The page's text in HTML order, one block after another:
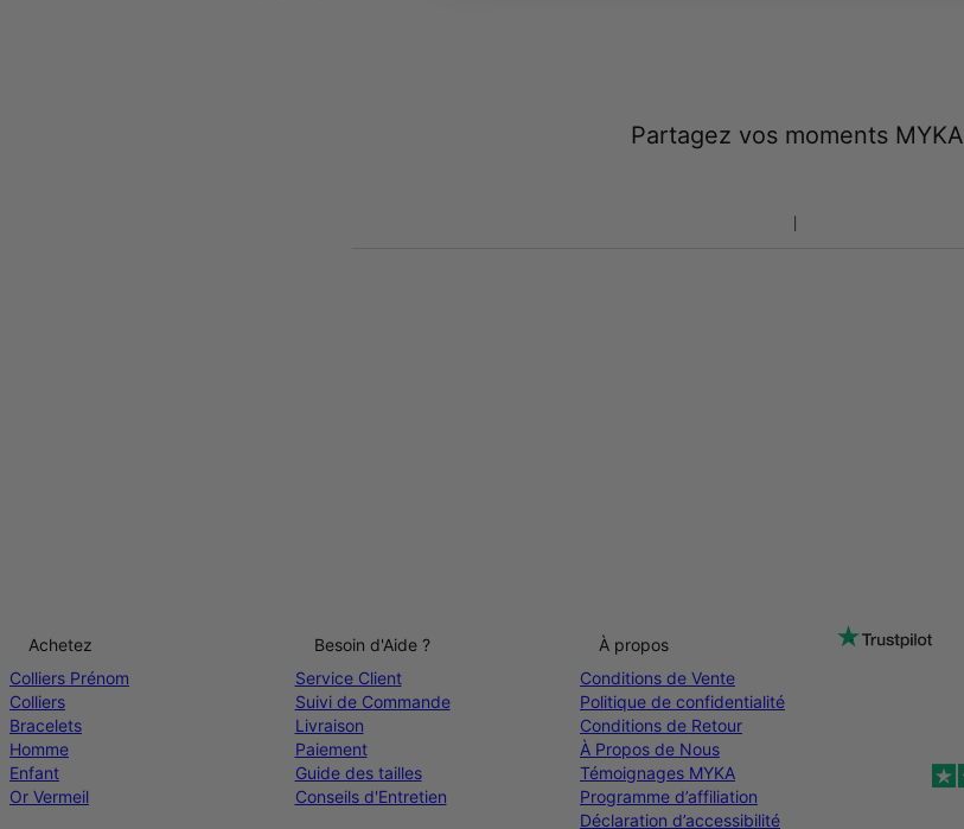
Partagez vos moments MYKA
Achetez
Colliers Prénom
Colliers
Bracelets
Homme
Enfant
Or Vermeil
Besoin d'Aide ?
Service Client
Suivi de Commande
Livraison
Paiement
Guide des tailles
Conseils d'Entretien
À propos
Conditions de Vente
Politique de confidentialité
Conditions de Retour
À Propos de Nous
Témoignages MYKA
Programme d’affiliation
Déclaration d’accessibilité